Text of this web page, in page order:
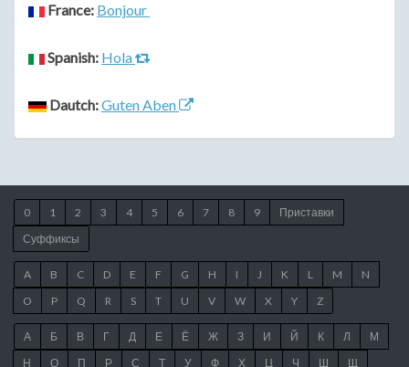
France: Bonjour
Spanish: Hola
Dautch:Guten Aben
0 1 2 3 4 5 6 7 8 9
Приставки
Суффиксы
A B C D E F G H I J K L M
N
O
P Q R S T U V W X Y Z
А Б В Г Д Е Ё Ж З И Й К Л
М
Н
О П Р С Т У Ф Х Ц Ч Ш Щ